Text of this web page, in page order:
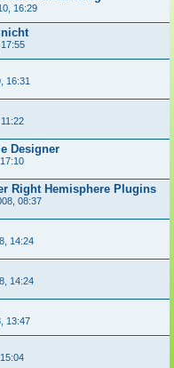
16:29
16:31
Designer
Right Hemisphere Plugins
08:37
14:24
14:24
13:47